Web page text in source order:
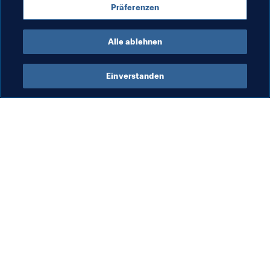
auch zwei Mal in der Maine Road auf, dem früheren
Heimstadion von Gallaghers Lieblingsklub Manchester
Präferenzen
Alle ablehnen
Einverstanden